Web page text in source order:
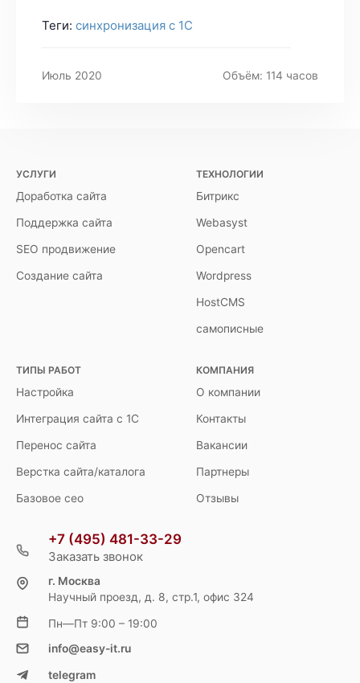
Теги: синхронизация с 1С
Июль 2020 Объём: 114 часов
УСЛУГИ
Доработка сайта
Поддержка сайта
SEO продвижение
Создание сайта
ТЕХНОЛОГИИ
Битрикс
Webasyst
Opencart
Wordpress
HostCMS
самописные
ТИПЫ РАБОТ
Настройка
Интеграция сайта с 1С
Перенос сайта
Верстка сайта/каталога
Базовое сео
КОМПАНИЯ
О компании
Контакты
Вакансии
Партнеры
Отзывы
+7 (495) 481-33-29
Заказать звонок
г. Москва
Научный проезд, д. 8, стр.1, офис 324
Пн—Пт 9:00 – 19:00
info@easy-it.ru
telegram